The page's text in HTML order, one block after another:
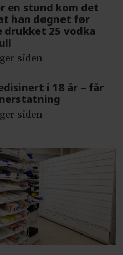
en stund kom det
han døgnet før
drukket 25 vodka
siden
i 18 år – får
siden